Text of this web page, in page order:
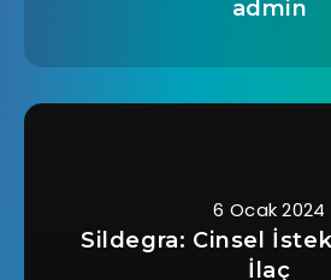
admin
6 Ocak 2024
Sildegra: Cinsel İstek
İlaç